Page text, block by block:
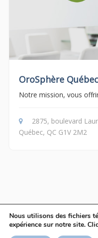
OroSphère Québec
Notre mission, vous
2875, boulevard
Québec, QC G1V 2M2
Nous utilisons des fichiers
expérience sur notre site.